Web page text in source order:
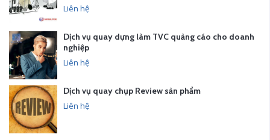
Liên hệ
Dịch vụ quay dựng làm TVC quảng cáo cho doanh
nghiệp
Liên hệ
Dịch vụ quay chụp Review sản phẩm
Liên hệ